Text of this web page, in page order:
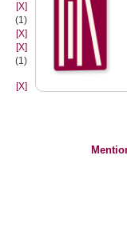
[X]
(1)
[X]
[X]
(1)
[X]